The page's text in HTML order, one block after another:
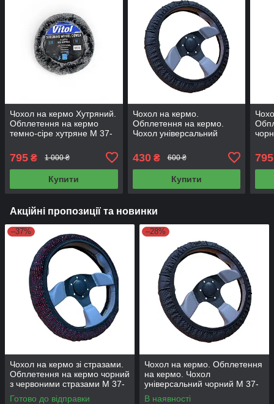
Чохол на кермо Хутряний.
Обплетення на кермо
темно-сіре хутряне М 37-
795 ₴ 1 000 ₴
Купити
Чохол на кермо.
Обплетення на кермо.
Чохол універсальний
430₴ 600 ₴
Купити
795
Акційні пропозиції та новинки
–37%
Чохол на кермо зі стразами.
Обплетення на кермо чорний
з червоними стразами М 37-
39
Готово до відправки
–28%
Чохол на кермо. Обплетення
на кермо. Чохол
універсальний чорний М 37-
39 см
В наявності